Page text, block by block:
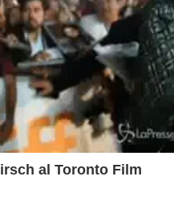
al Toronto Film